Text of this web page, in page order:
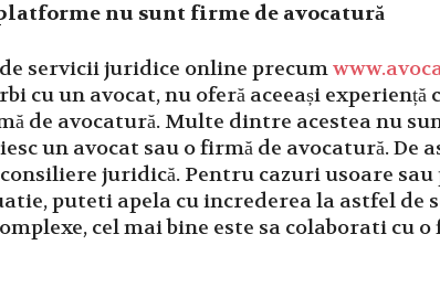
nu sunt firme de avocatură
servicii juridice online precum
cu un avocat, nu oferă aceeași experiență
de avocatură. Multe dintre acestea nu
un avocat sau o firmă de avocatură. De
juridică. Pentru cazuri usoare
puteti apela cu increderea la astfel de
cel mai bine este sa colaborati cu o